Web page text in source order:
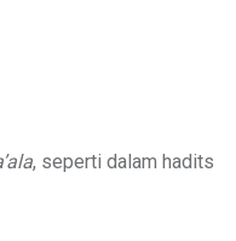
, seperti dalam hadits